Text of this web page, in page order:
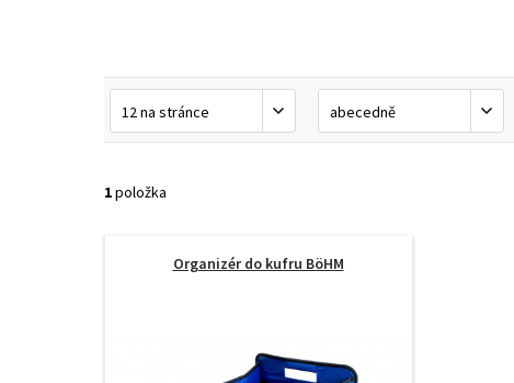
1položka
Organizér do kufru BöHM